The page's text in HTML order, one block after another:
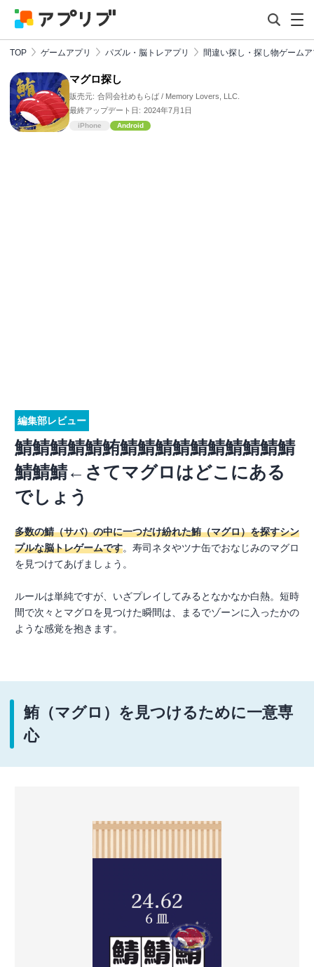
TOP ゲームアプリ パズル・脳トレアプリ 間違い探し・探し物ゲーム
マグロ探し
販売元: 合同会社めもらば / Memory Lovers, LLC.
最終アップデート日: 2024年7月1日
iPhone Android
編集部レビュー
鯖鯖鯖鯖鯖鮪鯖鯖鯖鯖鯖鯖鯖鯖鯖鯖
鯖鯖鯖←さてマグロはどこにある
でしょう
多数の鯖（サバ）の中に一つだけ紛れた鮪（マグロ）を探すシン
プルな脳トレゲームです。寿司ネタやツナ缶でおなじみのマグロ
を見つけてあげましょう。
ルールは単純ですが、いざプレイしてみるとなかなか白熱。短時
間で次々とマグロを見つけた瞬間は、まるでゾーンに入ったかの
ような感覚を抱きます。
鮪（マグロ）を見つけるために一意専
心